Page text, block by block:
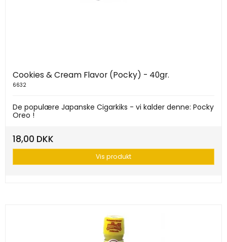
Cookies & Cream Flavor (Pocky) - 40gr.
6632
De populære Japanske Cigarkiks - vi kalder denne: Pocky
Oreo !
18,00 DKK
Vis produkt